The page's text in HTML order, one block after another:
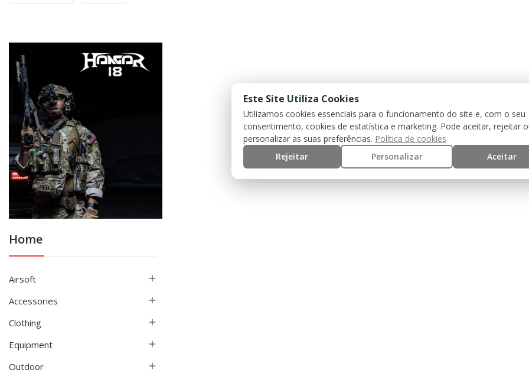
Home
Airsoft 
Accessories 
Clothing 
Equipment 
Outdoor 
Este Site Utiliza Cookies
Utilizamos cookies essenciais para o funcionamento do site e, com o seu
consentimento, cookies de estatística e marketing. Pode aceitar, rejeitar
personalizar as suas preferências. Política de cookies
Rejeitar
Personalizar Aceitar